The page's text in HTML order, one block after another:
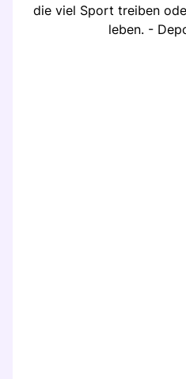
die viel Sport treiben
leben. -